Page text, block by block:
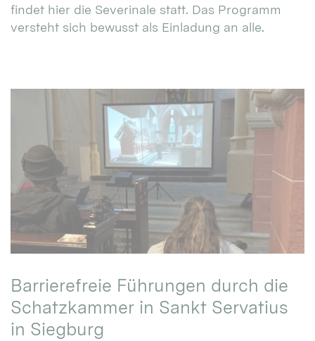
findet hier die Severinale statt. Das Programm
versteht sich bewusst als Einladung an alle.
Barrierefreie Führungen durch die
Schatzkammer in Sankt Servatius
in Siegburg